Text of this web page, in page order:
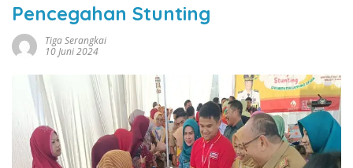
Pencegahan Stunting
Tiga Serangkai
10 Juni 2024